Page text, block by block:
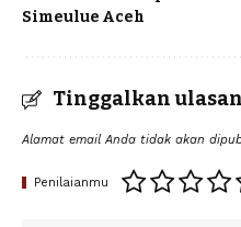
Simeulue Aceh
Tinggalkan ulasan
Alamat email Anda tidak akan
Penilaianmu